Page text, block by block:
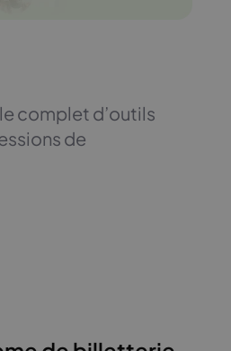
complet d’outils
de